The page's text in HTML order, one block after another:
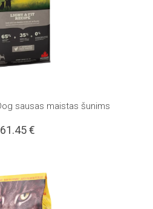
sausas maistas šunims
61.45€